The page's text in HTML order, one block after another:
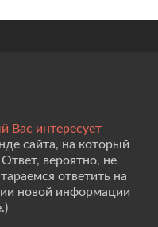
Вас интересует
сайта, на который
вероятно, не
ответить на
новой информации